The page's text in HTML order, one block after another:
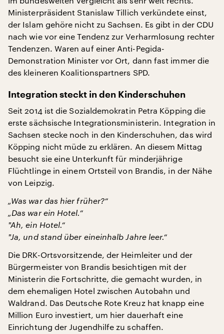
Ministerpräsident Stanislaw Tillich verkündete einst,
der Islam gehöre nicht zu Sachsen. Es gibt in der CDU
nach wie vor eine Tendenz zur Verharmlosung rechter
Tendenzen. Waren auf einer Anti-Pegida-
Demonstration Minister vor Ort, dann fast immer die
des kleineren Koalitionspartners SPD.
Integration steckt in den Kinderschuhen
Seit 2014 ist die Sozialdemokratin Petra Köpping die
erste sächsische Integrationsministerin. Integration in
Sachsen stecke noch in den Kinderschuhen, das wird
Köpping nicht müde zu erklären. An diesem Mittag
besucht sie eine Unterkunft für minderjährige
Flüchtlinge in einem Ortsteil von Brandis, in der Nähe
von Leipzig.
„Was war das hier früher?“
„Das war ein Hotel.“
"Ah, ein Hotel.“
"Ja, und stand über eineinhalb Jahre leer.“
Die DRK-Ortsvorsitzende, der Heimleiter und der
Bürgermeister von Brandis besichtigen mit der
Ministerin die Fortschritte, die gemacht wurden, in
dem ehemaligen Hotel zwischen Autobahn und
Waldrand. Das Deutsche Rote Kreuz hat knapp eine
Million Euro investiert, um hier dauerhaft eine
Einrichtung der Jugendhilfe zu schaffen.